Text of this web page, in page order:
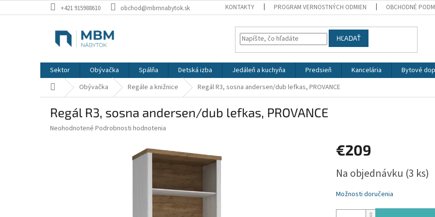
na
+421 915988610 obchod@mbmnabytok.sk KONTAKTY PROGRAM VERNOSTNÝCH ODMIEN OBCHODNÉ
HĽADAŤ
Sektor Obývačka Spálňa Detská izba Jedáleň a kuchyňa Predsieň Kancelária Bytové
Domov Obývačka Regále a knižnice Regál R3, sosna andersen/dub lefkas, PROVANCE
Regál R3, sosna andersen/dub lefkas, PROVANCE
Priemerné
Neohodnotené Podrobnosti hodnotenia
€209
cena:
Na objednávku (3 ks)
Možnosti doručenia